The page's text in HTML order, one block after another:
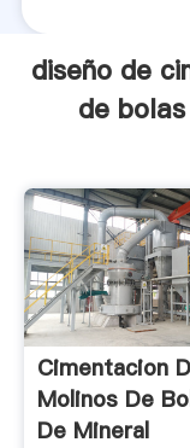
diseño de
de
Cimentacion
Molinos De
De Mineral